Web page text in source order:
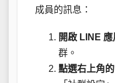
成員的訊息：
開啟 LINE
群。
點選右上角